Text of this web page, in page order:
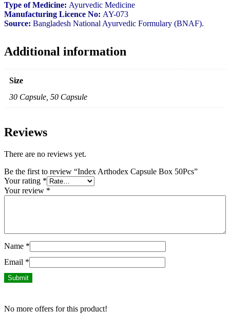
Type of Medicine: Ayurvedic Medicine
Manufacturing Licence No: AY-073
Source: Bangladesh National Ayurvedic Formulary (BNAF).
Additional information
Size
30 Capsule, 50 Capsule
Reviews
There are no reviews yet.
Be the first to review “Index Arthodex Capsule Box 50Pcs”
Your rating *
Your review *
Name *
Email *
No more offers for this product!